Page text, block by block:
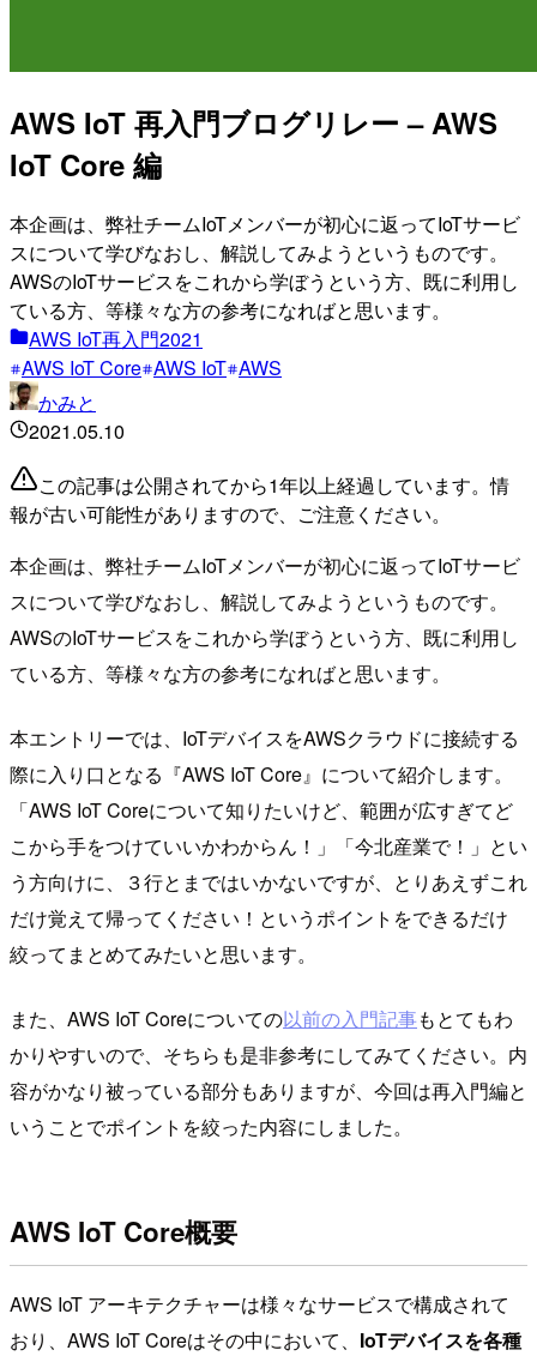
AWS IoT 再入門ブログリレー – AWS
IoT Core 編
本企画は、弊社チームIoTメンバーが初心に返ってIoTサービ
スについて学びなおし、解説してみようというものです。
AWSのIoTサービスをこれから学ぼうという方、既に利用し
ている方、等様々な方の参考になればと思います。
AWS IoT再入門2021
AWS IoT Core AWS IoT AWS
かみと
2021.05.10
この記事は公開されてから1年以上経過しています。情
報が古い可能性がありますので、ご注意ください。
本企画は、弊社チームIoTメンバーが初心に返ってIoTサービ
スについて学びなおし、解説してみようというものです。
AWSのIoTサービスをこれから学ぼうという方、既に利用し
ている方、等様々な方の参考になればと思います。
本エントリーでは、IoTデバイスをAWSクラウドに接続する
際に入り口となる『AWS IoT Core』について紹介します。
「AWS IoT Coreについて知りたいけど、範囲が広すぎてど
こから手をつけていいかわからん！」「今北産業で！」とい
う方向けに、３行とまではいかないですが、とりあえずこれ
だけ覚えて帰ってください！というポイントをできるだけ
絞ってまとめてみたいと思います。
また、AWS IoT Coreについての以前の入門記事もとてもわ
かりやすいので、そちらも是非参考にしてみてください。内
容がかなり被っている部分もありますが、今回は再入門編と
いうことでポイントを絞った内容にしました。
AWS IoT Core概要
AWS IoT アーキテクチャーは様々なサービスで構成されて
おり、AWS IoT Coreはその中において、 IoTデバイスを各種